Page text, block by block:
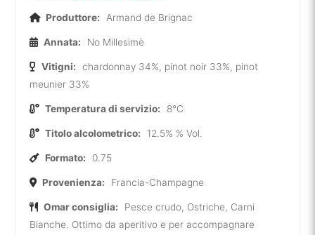
Produttore: Armand de Brignac
Annata: No Millesimè
Vitigni:
chardonnay 34%, pinot noir 33%, pinot
meunier 33%
Temperatura di servizio: 8°C
Titolo alcolometrico: 12.5% % Vol.
Formato: 0.75
Provenienza: Francia-Champagne
Omar consiglia:
Pesce crudo, Ostriche, Carni
Bianche. Ottimo da aperitivo e per accompagnare